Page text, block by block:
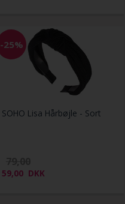
-25%
SOHO Lisa Hårbøjle - Sort
59,00 DKK